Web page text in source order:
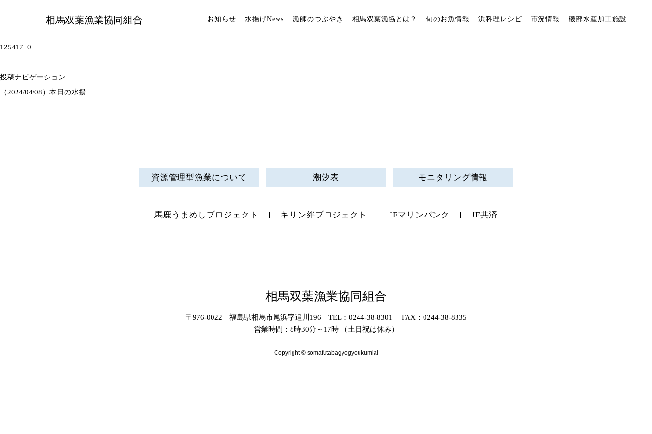
相馬双葉漁業協同組合 お知らせ 水揚げNews 漁師のつぶやき 相馬双葉漁協とは？ 旬のお魚情報 浜料理レシピ 市況情報 磯部水産加工施設
125417_0
投稿ナビゲーション
（2024/04/08）本日の水揚
資源管理型漁業について 潮汐表 モニタリング情報
馬鹿うまめしプロジェクト キリン絆プロジェクト JFマリンバンク JF共済
相馬双葉漁業協同組合
〒976-0022 福島県相馬市尾浜字追川196 TEL：0244-38-8301 FAX：0244-38-8335
営業時間：8時30分～17時 （土日祝は休み）
Copyright © somafutabagyogyoukumiai